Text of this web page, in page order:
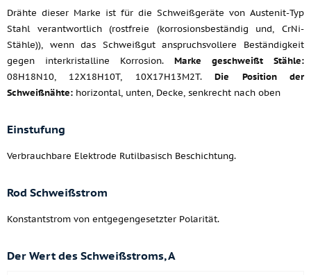
Drähte dieser Marke ist für die Schweißgeräte von Austenit-Typ
Stahl verantwortlich (rostfreie (korrosionsbeständig und, CrNi-
Stähle)), wenn das Schweißgut anspruchsvollere Beständigkeit
gegen interkristalline Korrosion. Marke geschweißt Stähle:
08H18N10, 12X18H10T, 10X17H13M2T.Die Position der
Schweißnähte: horizontal, unten, Decke, senkrecht nach oben
Einstufung
Verbrauchbare Elektrode Rutilbasisch Beschichtung.
Rod Schweißstrom
Konstantstrom von entgegengesetzter Polarität.
Der Wert des Schweißstroms, A